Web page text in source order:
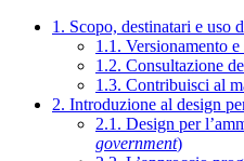
1. Scopo, destinatari e uso
1.1. Versionamento
1.2. Consultazione
1.3. Contribuisci al
2. Introduzione al design
2.1. Design per
government)